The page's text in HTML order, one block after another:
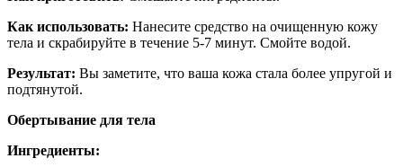
Как использовать: Нанесите средство на очищенную кожу
тела и скрабируйте в течение 5-7 минут. Смойте водой.
Результат: Вы заметите, что ваша кожа стала более упругой и
подтянутой.
Обертывание для тела
Ингредиенты: